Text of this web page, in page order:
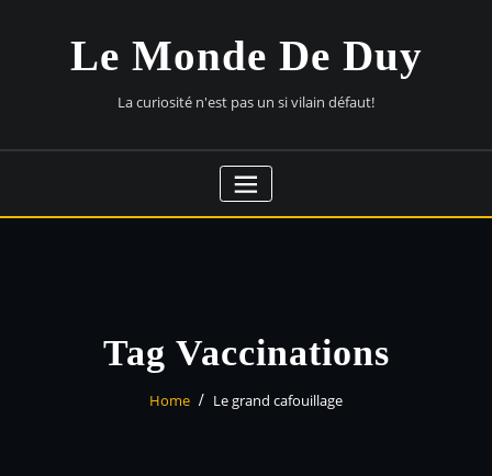
Le Monde De Duy
La curiosité n'est pas un si vilain défaut!
Tag Vaccinations
Home Le grand cafouillage